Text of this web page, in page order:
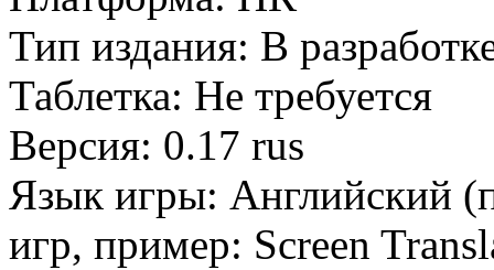
Тип издания: В
Таблетка: Не требуется
Версия: 0.17 rus
Язык игры: Английский
игр, пример: Screen